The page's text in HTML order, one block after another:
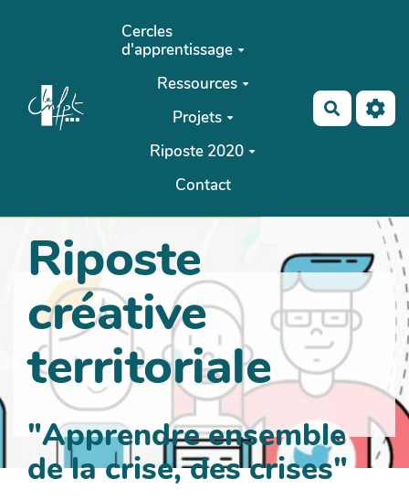
Aller au contenu principal
Cercles
d'apprentissage
Ressources
Projets
Riposte 2020
Contact
Riposte
créative
territoriale
"Apprendre ensemble
de la crise, des crises"